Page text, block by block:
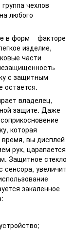
чехлов
любого
в форм – факторе
изделие,
части
с защитным
остается.
владелец,
защите. Даже
которая
время, вы дисплей
рук, царапается
Защитное стекло
сенсора, увеличит
закаленное